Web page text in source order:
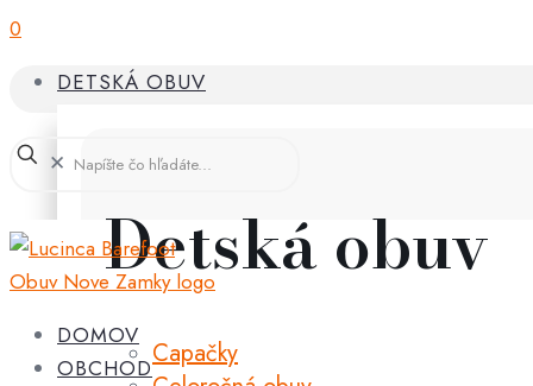
0
DETSKÁ OBUV
Detská obuv
Capačky
✕
DOMOV
OBCHOD